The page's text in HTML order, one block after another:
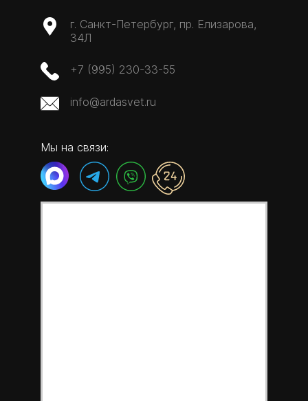
г. Санкт-Петербург, пр. Елизарова,
34Л
+7 (995) 230-33-55
info@ardasvet.ru
Мы на связи: